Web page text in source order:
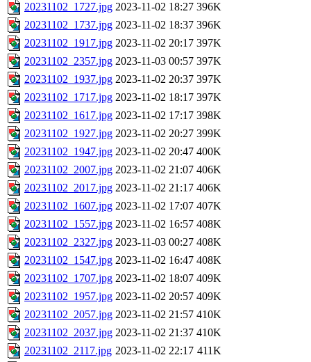
20231102_1727.jpg 2023-11-02 18:27 396K
20231102_1737.jpg 2023-11-02 18:37 396K
20231102_1917.jpg 2023-11-02 20:17 397K
20231102_2357.jpg 2023-11-03 00:57 397K
20231102_1937.jpg 2023-11-02 20:37 397K
20231102_1717.jpg 2023-11-02 18:17 397K
20231102_1617.jpg 2023-11-02 17:17 398K
20231102_1927.jpg 2023-11-02 20:27 399K
20231102_1947.jpg 2023-11-02 20:47 400K
20231102_2007.jpg 2023-11-02 21:07 406K
20231102_2017.jpg 2023-11-02 21:17 406K
20231102_1607.jpg 2023-11-02 17:07 407K
20231102_1557.jpg 2023-11-02 16:57 408K
20231102_2327.jpg 2023-11-03 00:27 408K
20231102_1547.jpg 2023-11-02 16:47 408K
20231102_1707.jpg 2023-11-02 18:07 409K
20231102_1957.jpg 2023-11-02 20:57 409K
20231102_2057.jpg 2023-11-02 21:57 410K
20231102_2037.jpg 2023-11-02 21:37 410K
20231102_2117.jpg 2023-11-02 22:17 411K